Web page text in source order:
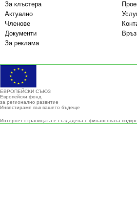
За клъстера
Актуално
Членове
Документи
За реклама
ЕВРОПЕЙСКИ СЪЮЗ
Европейски фонд
за регионално развитие
Инвестираме във вашето бъдеще
Интернет страницата е създадена с финансовата